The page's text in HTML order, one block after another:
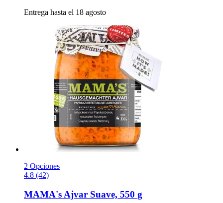
Entrega hasta el 18 agosto
2 Opciones
4.8 (42)
MAMA's Ajvar Suave, 550 g